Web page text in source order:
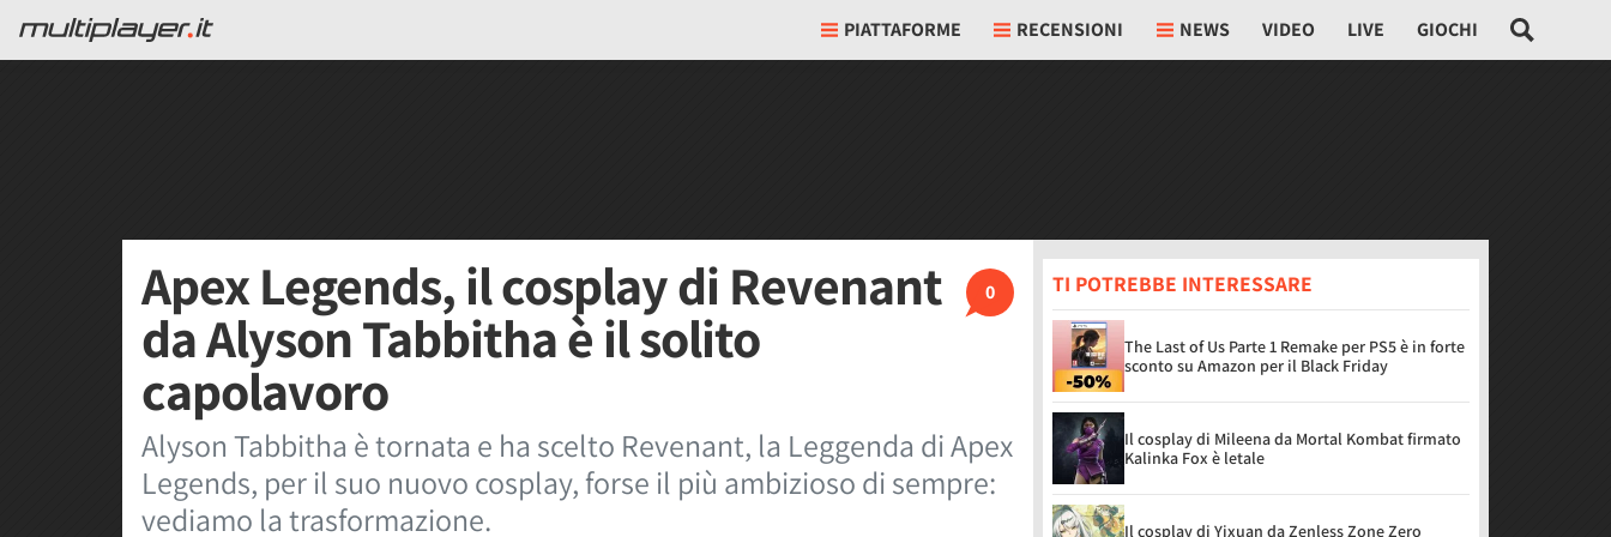
PIATTAFORME RECENSIONI NEWS VIDEO LIVE GIOCHI
0
Apex Legends, il cosplay di Revenant
da Alyson Tabbitha è il solito
capolavoro
Alyson Tabbitha è tornata e ha scelto Revenant, la Leggenda di Apex
Legends, per il suo nuovo cosplay, forse il più ambizioso di sempre:
vediamo la trasformazione.
TI POTREBBE INTERESSARE
The Last of Us Parte 1 Remake per PS5 è in forte
sconto su Amazon per il Black Friday
Il cosplay di Mileena da Mortal Kombat firmato
Kalinka Fox è letale
Il cosplay di Yixuan da Zenless Zone Zero